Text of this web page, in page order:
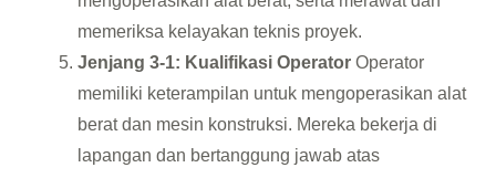
memeriksa kelayakan teknis proyek.
Jenjang 3-1: Kualifikasi Operator Operator
memiliki keterampilan untuk mengoperasikan alat
berat dan mesin konstruksi. Mereka bekerja di
lapangan dan bertanggung jawab atas